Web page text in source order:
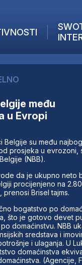
među
u Evropi
Belgije su među
prosjeka u evrozoni,
(NBB).
da je ukupno neto
procijenjeno na
Brisel tajms.
bogatstvo po
što je gotovo devet
domaćinstvu. NBB
sredstava i
i ulaganja. U
domaćinstva
(Agencije,